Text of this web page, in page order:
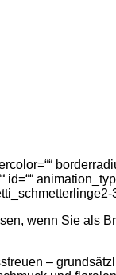
wenn Sie als
–